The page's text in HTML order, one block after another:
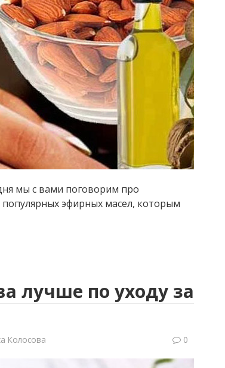
мы с вами поговорим про
эфирных масел, которым
лучше по уходу за
Колосова 0